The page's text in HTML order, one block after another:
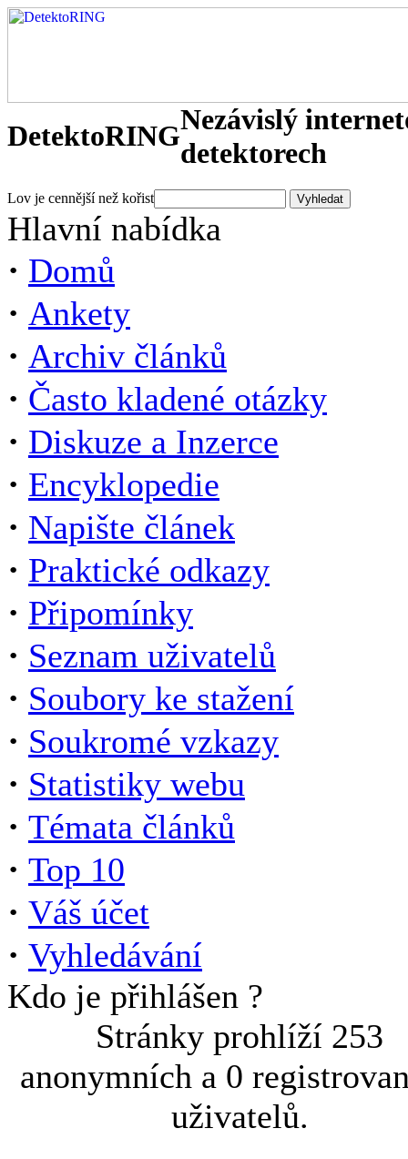
DetektoRINGNezávislý
detektorech
Lov je cennější než kořist
Hlavní nabídka
· Domů
· Ankety
· Archiv článků
· Často kladené otázky
· Diskuze a Inzerce
· Encyklopedie
· Napište článek
· Praktické odkazy
· Připomínky
· Seznam uživatelů
· Soubory ke stažení
· Soukromé vzkazy
· Statistiky webu
· Témata článků
· Top 10
· Váš účet
· Vyhledávání
Kdo je přihlášen ?
Stránky prohlíží 253
anonymních a 0
uživatelů.